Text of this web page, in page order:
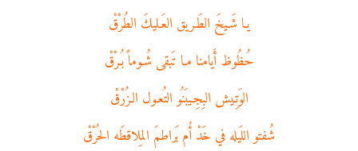
يـا شَـيخَ الطَـريق العَـليكَ الطُرْقْ
حُظُوظ أَيامنا مـا تَبقى شُـوماً بُـرْقْ
الوَتِـيش البِجِـيبَنُو التُعـول الـزُرْقْ
شُفتو اللَيله في خَدْ أُم بَراطمَ المِلاقطَه الحُرْقْ